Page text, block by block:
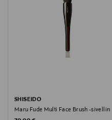
Valmistajan tuotenumero
Sisley
SHISEIDO
Maru Fude Multi Face Brush -sivellin